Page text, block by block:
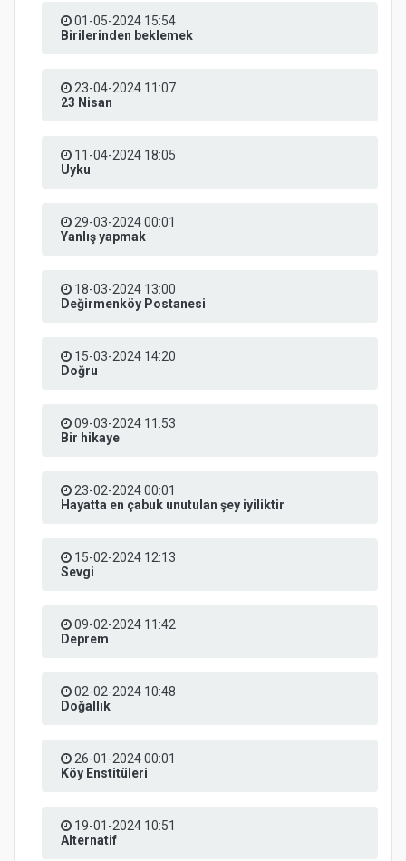
01-05-2024 15:54
Birilerinden beklemek
23-04-2024 11:07
23 Nisan
11-04-2024 18:05
Uyku
29-03-2024 00:01
Yanlış yapmak
18-03-2024 13:00
Değirmenköy Postanesi
15-03-2024 14:20
Doğru
09-03-2024 11:53
Bir hikaye
23-02-2024 00:01
Hayatta en çabuk unutulan şey iyiliktir
15-02-2024 12:13
Sevgi
09-02-2024 11:42
Deprem
02-02-2024 10:48
Doğallık
26-01-2024 00:01
Köy Enstitüleri
19-01-2024 10:51
Alternatif